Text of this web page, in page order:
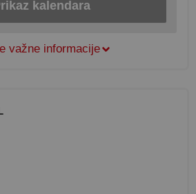
kalendara
važne informacije